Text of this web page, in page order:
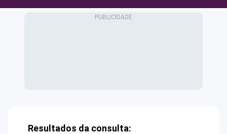
Resultados da consulta: